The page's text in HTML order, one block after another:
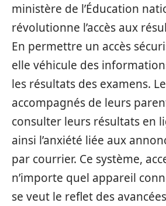
ministère de l’Éducation
révolutionne l’accès aux
En permettre un accès
elle véhicule des
les résultats des examens.
accompagnés de leurs
consulter leurs résultats en
ainsi l’anxiété liée aux
par courrier. Ce système,
n’importe quel appareil
se veut le reflet des avancées